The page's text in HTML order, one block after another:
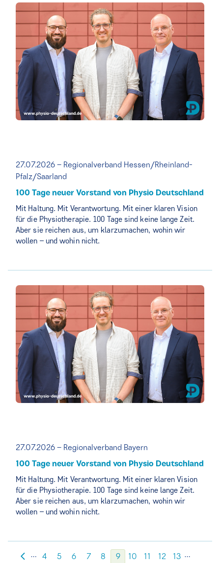
27.07.2026 – Regionalverband Hessen/Rheinland-
Pfalz/Saarland
100 Tage neuer Vorstand von Physio Deutschland
Mit Haltung. Mit Verantwortung. Mit einer klaren Vision
für die Physiotherapie. 100 Tage sind keine lange Zeit.
Aber sie reichen aus, um klarzumachen, wohin wir
wollen – und wohin nicht.
27.07.2026 – Regionalverband Bayern
100 Tage neuer Vorstand von Physio Deutschland
Mit Haltung. Mit Verantwortung. Mit einer klaren Vision
für die Physiotherapie. 100 Tage sind keine lange Zeit.
Aber sie reichen aus, um klarzumachen, wohin wir
wollen – und wohin nicht.
… 4 5 6 7 8 9 10 12 13 …